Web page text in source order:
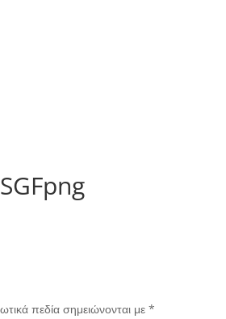
πεδία σημειώνονται με*